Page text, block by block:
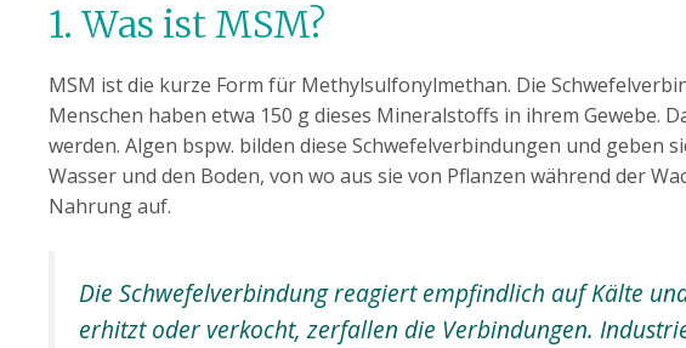
1. Was ist MSM?
MSM ist die kurze Form für Methylsulfonylmethan. Die
Menschen haben etwa 150 g dieses Mineralstoffs in ihrem Gewebe.
werden. Algen bspw. bilden diese Schwefelverbindungen und geben
Wasser und den Boden, von wo aus sie von Pflanzen während der
Nahrung auf.
Die Schwefelverbindung reagiert empfindlich auf Kälte
erhitzt oder verkocht, zerfallen die Verbindungen.